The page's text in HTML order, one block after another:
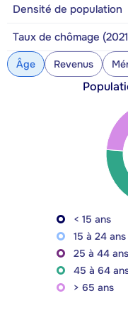
Densité de population
Taux de chômage
Âge Revenus
< 15 ans
15 à 24 ans
25 à 44 ans
45 à 64
> 65 ans